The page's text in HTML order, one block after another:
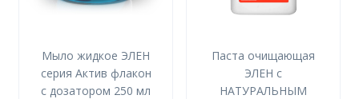
Мыло жидкое ЭЛЕН
серия Актив флакон
с дозатором 250 мл
Паста очищающая
ЭЛЕН с
НАТУРАЛЬНЫМ